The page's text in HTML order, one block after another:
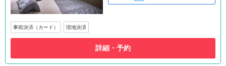
事前決済（カード） 現地決済
詳細・予約